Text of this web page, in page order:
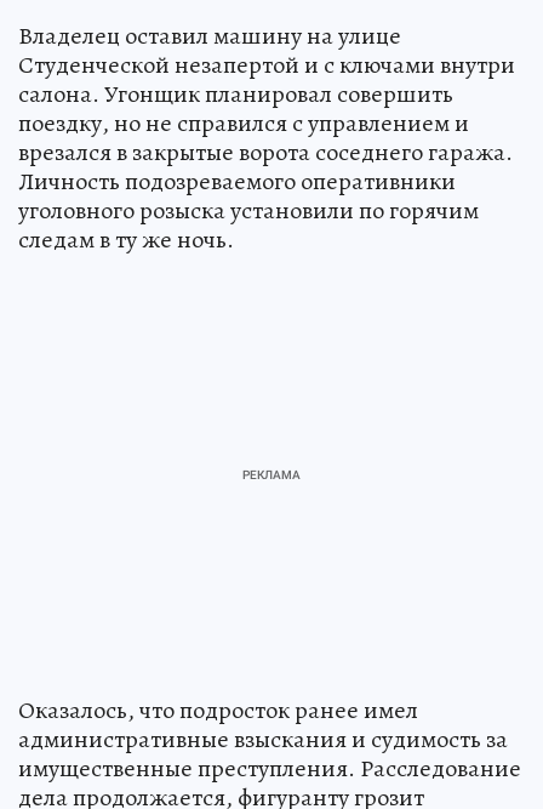
Владелец оставил машину на улице
Студенческой незапертой и с ключами внутри
салона. Угонщик планировал совершить
поездку, но не справился с управлением и
врезался в закрытые ворота соседнего гаража.
Личность подозреваемого оперативники
уголовного розыска установили по горячим
следам в ту же ночь.
Оказалось, что подросток ранее имел
административные взыскания и судимость за
имущественные преступления. Расследование
дела продолжается, фигуранту грозит